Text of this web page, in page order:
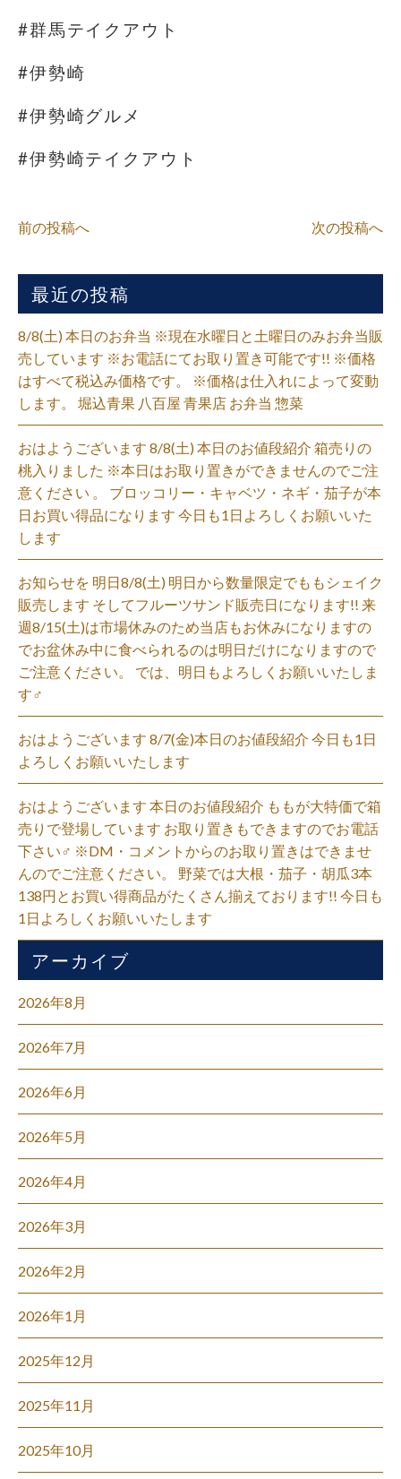
#群馬テイクアウト
#伊勢崎
#伊勢崎グルメ
#伊勢崎テイクアウト
前の投稿へ 次の投稿へ
最近の投稿
8/8(土) 本日のお弁当 ※現在水曜日と土曜日のみお弁当販
売しています ※お電話にてお取り置き可能です!! ※価格
はすべて税込み価格です。 ※価格は仕入れによって変動
します。 堀込青果 八百屋 青果店 お弁当 惣菜
おはようございます 8/8(土) 本日のお値段紹介 箱売りの
桃入りました ※本日はお取り置きができませんのでご注
意ください 。 ブロッコリー・キャベツ・ネギ・茄子が本
日お買い得品になります 今日も1日よろしくお願いいた
します
お知らせを 明日8/8(土) 明日から数量限定でももシェイク
販売します そしてフルーツサンド販売日になります!! 来
週8/15(土)は市場休みのため当店もお休みになりますの
でお盆休み中に食べられるのは明日だけになりますので
ご注意ください。 では、明日もよろしくお願いいたしま
す‍♂️
おはようございます 8/7(金)本日のお値段紹介 今日も1日
よろしくお願いいたします
おはようございます 本日のお値段紹介 ももが大特価で箱
売りで登場しています お取り置きもできますのでお電話
下さい‍♂️ ※DM・コメントからのお取り置きはできませ
んのでご注意ください。 野菜では大根・茄子・胡瓜3本
138円とお買い得商品がたくさん揃えております!! 今日も
1日よろしくお願いいたします
アーカイブ
2026年8月
2026年7月
2026年6月
2026年5月
2026年4月
2026年3月
2026年2月
2026年1月
2025年12月
2025年11月
2025年10月